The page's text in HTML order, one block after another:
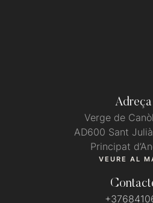
Adreça
Verge de
AD600 Sant
Principat
VEURE AL